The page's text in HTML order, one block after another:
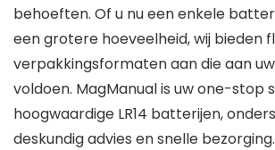
behoeften. Of u nu een enkele
een grotere hoeveelheid, wij bieden
verpakkingsformaten aan die aan
voldoen. MagManual is uw one-stop
hoogwaardige LR14 batterijen,
deskundig advies en snelle